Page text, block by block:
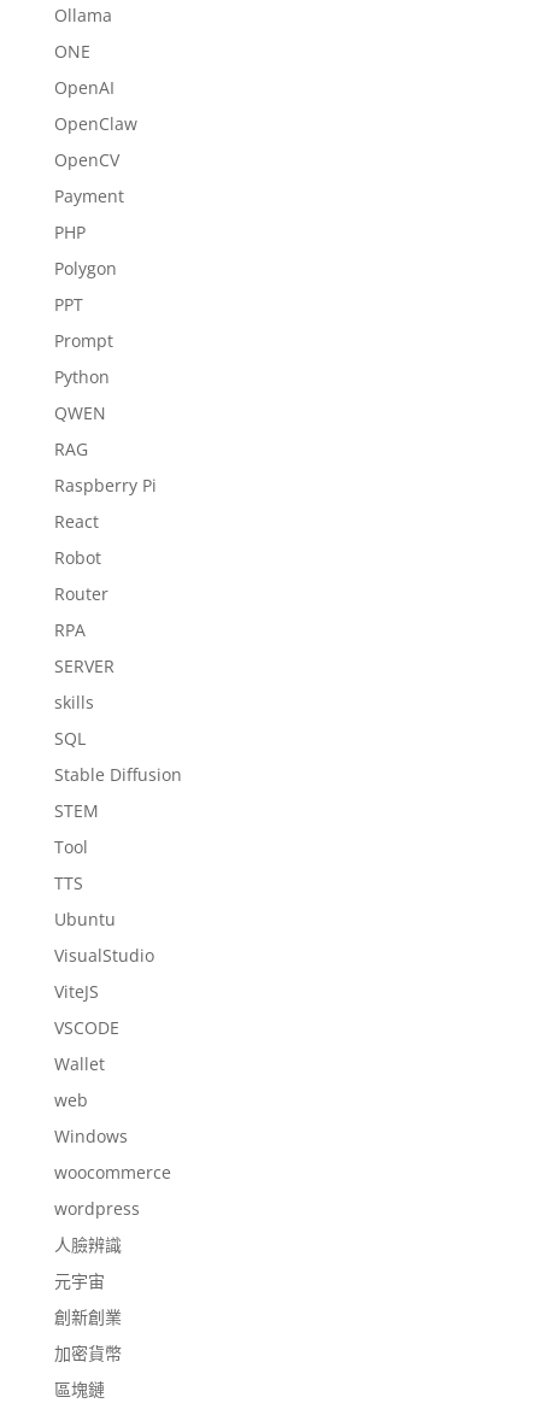
Ollama
ONE
OpenAI
OpenClaw
OpenCV
Payment
PHP
Polygon
PPT
Prompt
Python
QWEN
RAG
Raspberry Pi
React
Robot
Router
RPA
SERVER
skills
SQL
Stable Diffusion
STEM
Tool
TTS
Ubuntu
VisualStudio
ViteJS
VSCODE
Wallet
web
Windows
woocommerce
wordpress
人臉辨識
元宇宙
創新創業
加密貨幣
區塊鏈